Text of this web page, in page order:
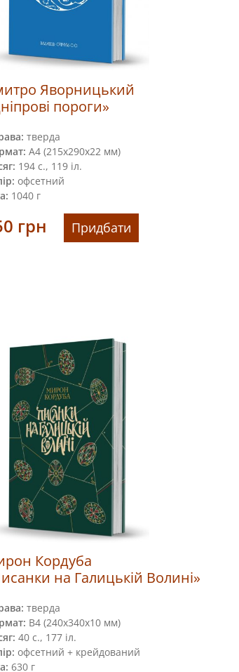
Яворницький
пороги»
тверда
А4 (215х290х22 мм)
194 с., 119 іл.
офсетний
1040 г
грн Придбати
Кордуба
на Галицькій Волині»
тверда
В4 (240х340х10 мм)
40 с., 177 іл.
офсетний + крейдований
630 г